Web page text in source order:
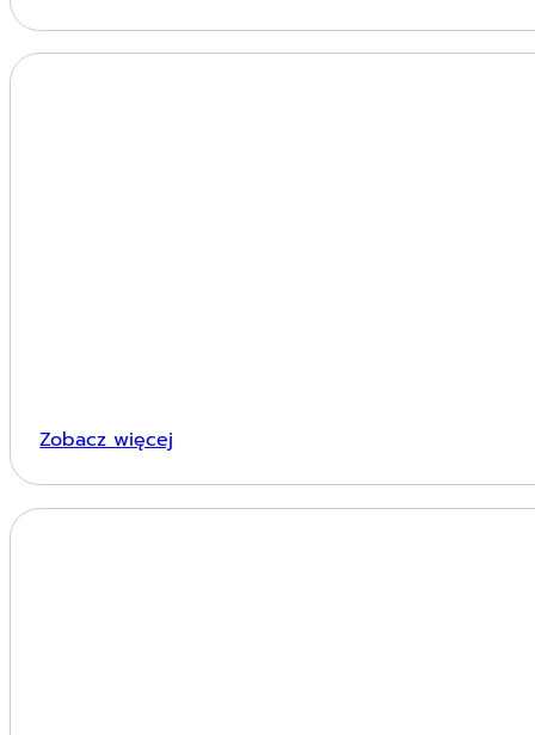
Zobacz więcej